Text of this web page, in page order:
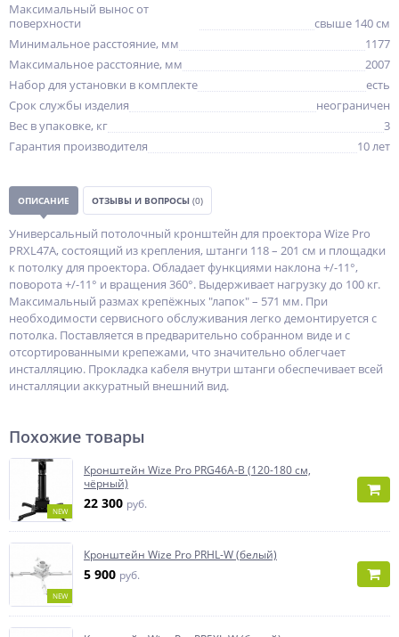
Максимальный вынос от
поверхности
свыше 140 см
Минимальное расстояние, мм
1177
Максимальное расстояние, мм
2007
Набор для установки в комплекте
есть
Срок службы изделия
неограничен
Вес в упаковке, кг
3
Гарантия производителя
10 лет
ОПИСАНИЕ ОТЗЫВЫ И ВОПРОСЫ (0)
Универсальный потолочный кронштейн для проектора Wize Pro
PRXL47A, состоящий из крепления, штанги 118 – 201 см и площадки
к потолку для проектора. Обладает функциями наклона +/-11°,
поворота +/-11° и вращения 360°. Выдерживает нагрузку до 100 кг.
Максимальный размах крепёжных "лапок" – 571 мм. При
необходимости сервисного обслуживания легко демонтируется с
потолка. Поставляется в предварительно собранном виде и с
отсортированными крепежами, что значительно облегчает
инсталляцию. Прокладка кабеля внутри штанги обеспечивает всей
инсталляции аккуратный внешний вид.
Похожие товары
NEW
Кронштейн Wize Pro PRG46A-B (120-180 см,
чёрный)
22 300 руб.
NEW
Кронштейн Wize Pro PRHL-W (белый)
5 900 руб.